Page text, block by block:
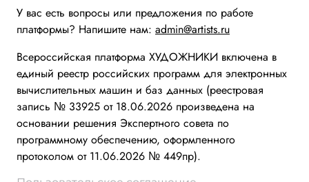
У вас есть вопросы или предложения по работе
платформы? Напишите нам: admin@artists.ru
Всероссийская платформа ХУДОЖНИКИ включена в
единый реестр российских программ для электронных
вычислительных машин и баз данных (реестровая
запись № 33925 от 18.06.2026 произведена на
основании решения Экспертного совета по
программному обеспечению, оформленного
протоколом от 11.06.2026 № 449пр).